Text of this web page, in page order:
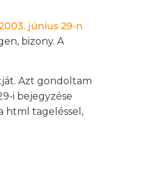
június 29-n
bizony. A
Azt gondoltam
i bejegyzése
html tageléssel,